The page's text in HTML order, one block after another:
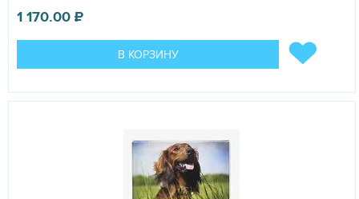
1 170.00₽
В КОРЗИНУ